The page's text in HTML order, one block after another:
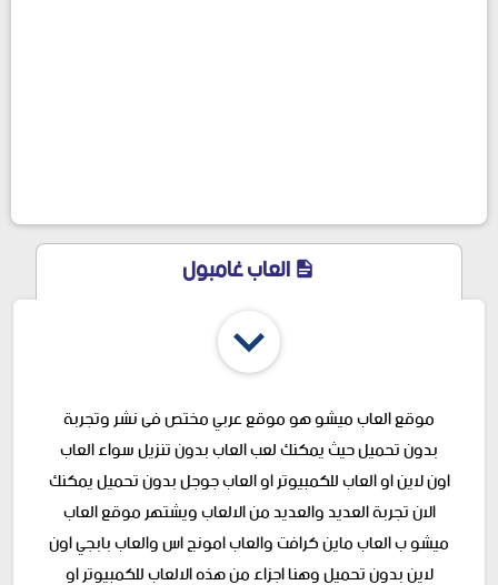
العاب غامبول
موقع العاب ميشو هو موقع عربي مختص فى نشر وتجربة
بدون تحميل حيث يمكنك لعب العاب بدون تنزيل سواء العاب
اون لاين او العاب للكمبيوتر او العاب جوجل بدون تحميل يمكنك
الان تجربة العديد والعديد من الالعاب ويشتهر موقع العاب
ميشو ب العاب ماين كرافت والعاب امونج اس والعاب بابجي اون
لاين بدون تحميل وهنا اجزاء من هذه الالعاب للكمبيوتر او